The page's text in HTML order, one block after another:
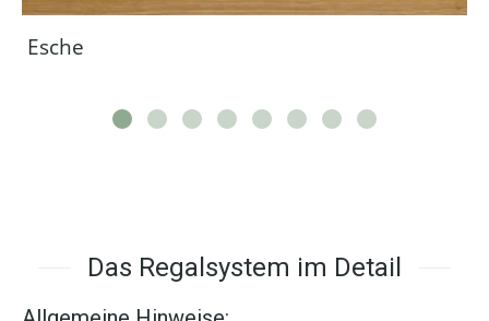
Esche
Das Regalsystem im Detail